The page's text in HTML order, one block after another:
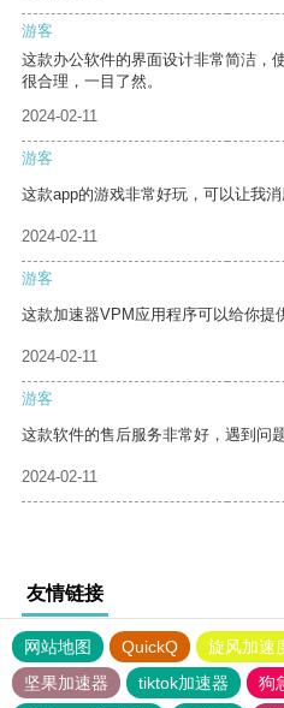
游客
这款办公软件的界面设计非常简洁，
很合理，一目了然。
2024-02-11
游客
这款app的游戏非常好玩，可以让我消
2024-02-11
游客
这款加速器VPM应用程序可以给你提
2024-02-11
游客
这款软件的售后服务非常好，遇到问
2024-02-11
友情链接
网站地图 QuickQ 旋风加速
坚果加速器
tiktok加速器
狗